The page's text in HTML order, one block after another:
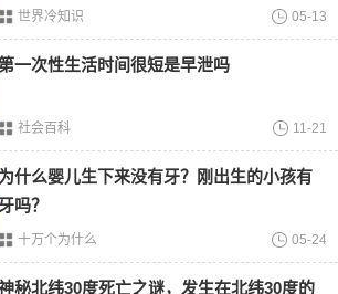
的是，这个湖距离圣湖仅有一路之隔，
世界冷知识 05-13
一次性生活时间很短是早泄吗
社会百科 11-21
为什么婴儿生下来没有牙？刚出生的小孩有
牙吗？
十万个为什么 05-24
秘北纬30度死亡之谜，发生在北纬30度的